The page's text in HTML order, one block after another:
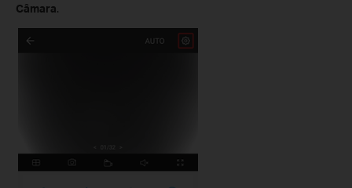
Câmara.